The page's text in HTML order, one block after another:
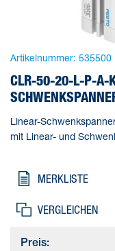
Artikelnummer: 535500
CLR-50-20-L-P-A-
Linear-
mit Linear- und
Durchmesser=50 mm,
MERKLISTE
VERGLEICHEN
Preis: